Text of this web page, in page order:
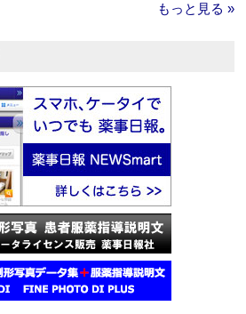
もっと見る »